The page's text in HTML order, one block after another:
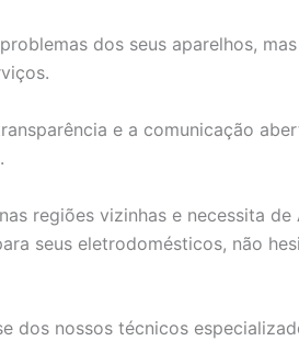
dos seus aparelhos,
e a comunicação
regiões vizinhas e necessita de
seus eletrodomésticos, não
dos nossos técnicos